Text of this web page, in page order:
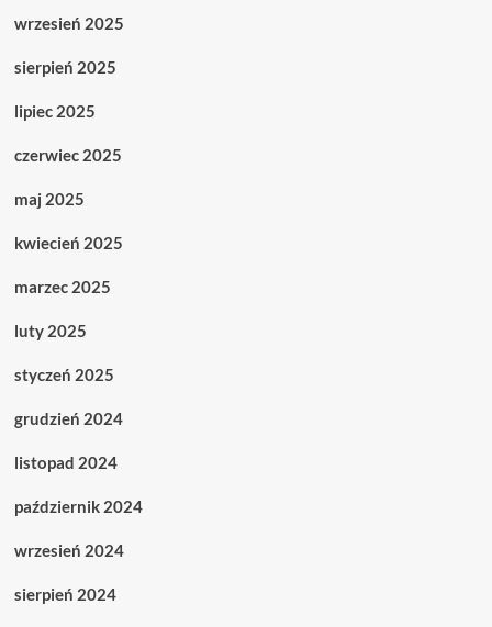
wrzesień 2025
sierpień 2025
lipiec 2025
czerwiec 2025
maj 2025
kwiecień 2025
marzec 2025
luty 2025
styczeń 2025
grudzień 2024
listopad 2024
październik 2024
wrzesień 2024
sierpień 2024